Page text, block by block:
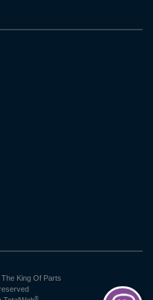
King Of Parts
®